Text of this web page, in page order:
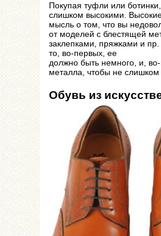
Покупая туфли или
слишком высокими.
мысль о том, что вы
от моделей с блестящей
заклепками, пряжками и
то, во-первых, ее
должно быть немного, и, во-
металла, чтобы не слишком
Обувь из